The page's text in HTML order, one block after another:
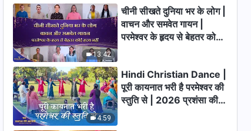
13:42
चीनी सीखते दुनिया भर के लोग |
वाचन और समवेत गायन |
परमेश्वर के हृदय से बेहतर कोई
4:59
Hindi Christian Dance |
पूरी कायनात भरी है परमेश्वर की
स्तुति से | 2026 प्रशंसा की